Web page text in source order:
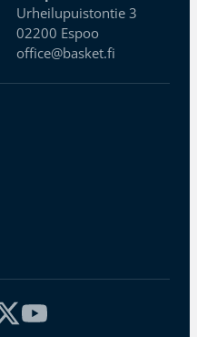
Urheilupuistontie 3
02200 Espoo
office@basket.fi